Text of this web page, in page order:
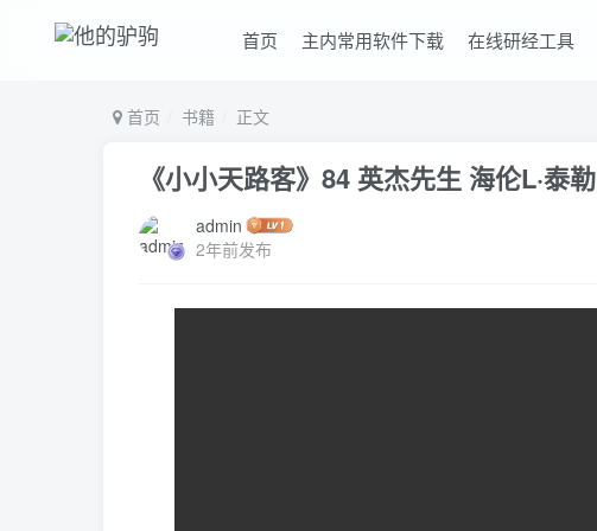
首页 主内常用软件下载 在线研经工具
首页 书籍 正文
《小小天路客》84 英杰先生 海伦L·泰勒
admin
2年前发布